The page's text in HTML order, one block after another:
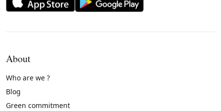
About
Who are we ?
Blog
Green commitment